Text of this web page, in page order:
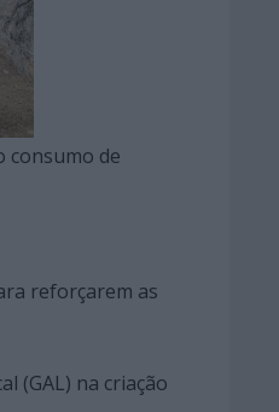
consumo de
reforçarem as
(GAL) na criação